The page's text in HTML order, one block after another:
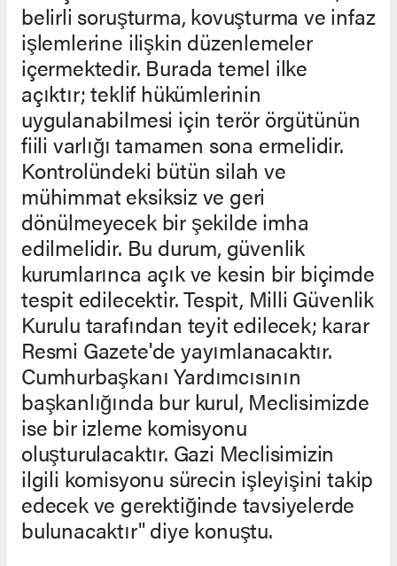
belirli soruşturma, kovuşturma ve infaz
işlemlerine ilişkin düzenlemeler
içermektedir. Burada temel ilke
açıktır; teklif hükümlerinin
uygulanabilmesi için terör örgütünün
fiili varlığı tamamen sona ermelidir.
Kontrolündeki bütün silah ve
mühimmat eksiksiz ve geri
dönülmeyecek bir şekilde imha
edilmelidir. Bu durum, güvenlik
kurumlarınca açık ve kesin bir biçimde
tespit edilecektir. Tespit, Milli Güvenlik
Kurulu tarafından teyit edilecek; karar
Resmi Gazete'de yayımlanacaktır.
Cumhurbaşkanı Yardımcısının
başkanlığında bur kurul, Meclisimizde
ise bir izleme komisyonu
oluşturulacaktır. Gazi Meclisimizin
ilgili komisyonu sürecin işleyişini takip
edecek ve gerektiğinde tavsiyelerde
bulunacaktır" diye konuştu.